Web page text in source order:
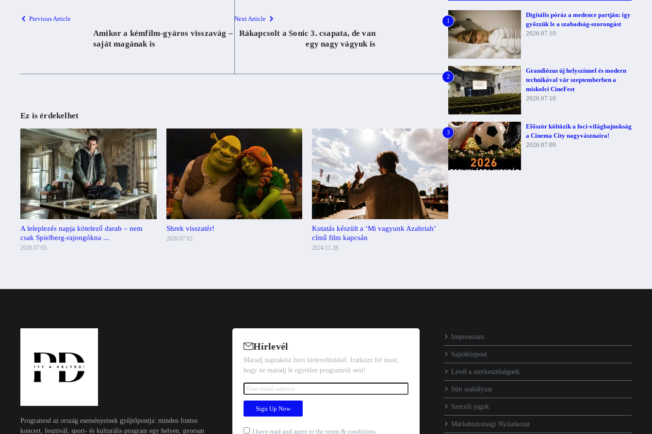
Previous Article
Amikor a kémfilm-gyáros visszavág –
saját magának is
Next Article
Rákapcsolt a Sonic 3. csapata, de van
egy nagy vágyuk is
Ez is érdekelhet
A leleplezés napja kötelező darab – nem
csak Spielberg-rajongókna ...
2026.07.05.
Shrek visszatér!
2026.07.02.
Kutatás készült a ‘Mi vagyunk Azahriah’
című film kapcsán
2024.11.28.
1
Digitális póráz a medence partján: így
győzzük le a szabadság-szorongást
2026.07.10.
2
Grandiózus új helyszínnel és modern
technikával vár szeptemberben a
miskolci CineFest
2026.07.10.
3
Először költözik a foci-világbajnokság
a Cinema City nagyvásznaira!
2026.07.09.
Programod az ország eseményeinek gyűjtőpontja: minden fontos
koncert, fesztivál, sport- és kulturális program egy helyen, gyorsan
Hírlevél
Maradj naprakész havi hírlevelünkkel. Iratkozz fel most,
hogy ne maradj le egyetlen programról sem!
I have read and agree to the terms & conditions
Impresszum
Sajtóközpont
Levél a szerkesztőségnek
Süti szabályzat
Szerzői jogok
Márkabiztonsági Nyilatkozat